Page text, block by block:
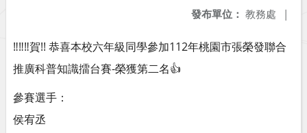
發布單位： 教務處 |
‼️‼️‼️賀!! 恭喜本校六年級同學參加112年桃園市張榮發聯合
推廣科普知識擂台賽-榮獲第二名👍
參賽選手：
侯宥丞